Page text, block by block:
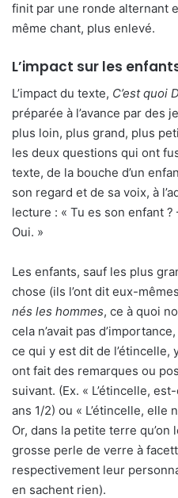
finit par une ronde alternant
même chant, plus enlevé.
L’impact sur les
L’impact du texte, C’est quoi
préparée à l’avance par des
plus loin, plus grand, plus
les deux questions qui ont
texte, de la bouche d’un
son regard et de sa voix, à
lecture : « Tu es son enfant
Oui. »
Les enfants, sauf les plus
chose (ils l’ont dit eux-
nés les hommes, ce à quoi
cela n’avait pas
ce qui y est dit de
ont fait des remarques ou
suivant. (Ex. « L’étincelle,
ans 1/2) ou « L’étincelle, elle
Or, dans la petite terre
grosse perle de verre à
respectivement leur
en sachent rien).